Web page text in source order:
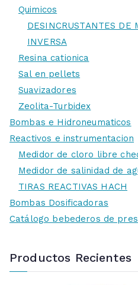
Quimicos
DESINCRUSTANTES DE
INVERSA
Resina cationica
Sal en pellets
Suavizadores
Zeolita-Turbidex
Bombas e Hidroneumaticos
Reactivos e instrumentacion
Medidor de cloro libre
Medidor de salinidad de
TIRAS REACTIVAS HACH
Bombas Dosificadoras
Catálogo bebederos de
Productos Recientes